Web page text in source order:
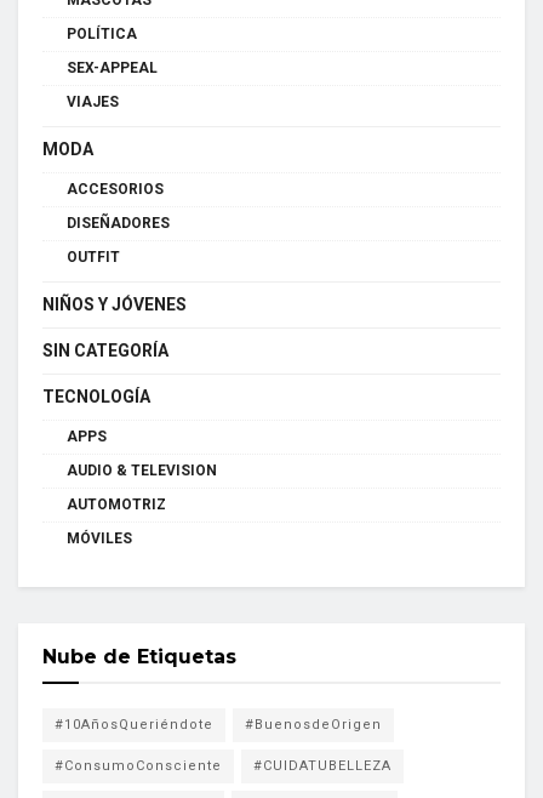
POLÍTICA
SEX-APPEAL
VIAJES
MODA
ACCESORIOS
DISEÑADORES
OUTFIT
NIÑOS Y JÓVENES
SIN CATEGORÍA
TECNOLOGÍA
APPS
AUDIO & TELEVISION
AUTOMOTRIZ
MÓVILES
Nube de Etiquetas
#10AñosQueriéndote #BuenosdeOrigen
#ConsumoConsciente #CUIDATUBELLEZA